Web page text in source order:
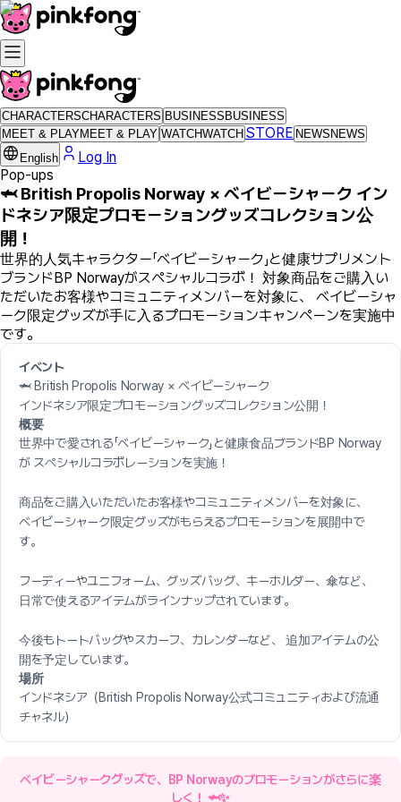
CHARACTERSCHARACTERS BUSINESS BUSINESS
MEET & PLAYMEET & PLAY WATCHWATCH STORE NEWS NEWS
English
Log In
Pop-ups
🦈 British Propolis Norway × ベイビーシャーク イン
ドネシア限定プロモーショングッズコレクション公
開！
世界的人気キャラクター「ベイビーシャーク」と健康サプリメント
ブランドBP Norwayがスペシャルコラボ！ 対象商品をご購入い
ただいたお客様やコミュニティメンバーを対象に、 ベイビーシャ
ーク限定グッズが手に入るプロモーションキャンペーンを実施中
です。
イベント
🦈 British Propolis Norway × ベイビーシャーク
インドネシア限定プロモーショングッズコレクション公開！
概要
世界中で愛される「ベイビーシャーク」と健康食品ブランドBP Norway
が スペシャルコラボレーションを実施！
商品をご購入いただいたお客様やコミュニティメンバーを対象に、
ベイビーシャーク限定グッズがもらえるプロモーションを展開中で
す。
フーディーやユニフォーム、グッズバッグ、キーホルダー、傘など、
日常で使えるアイテムがラインナップされています。
今後もトートバッグやスカーフ、カレンダーなど、 追加アイテムの公
開を予定しています。
場所
インドネシア（British Propolis Norway公式コミュニティおよび流通
チャネル）
ベイビーシャークグッズで、BP Norwayのプロモーションがさらに楽
しく！ 🦈✨